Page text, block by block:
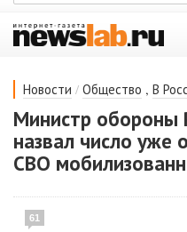
Новости / Общество , В
Министр обороны
назвал число уже
СВО
61